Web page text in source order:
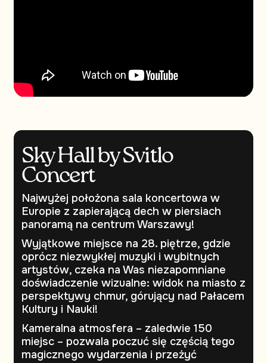
Sky Hall by Svitlo
Concert
Najwyżej położona sala koncertowa w
Europie z zapierającą dech w piersiach
panoramą na centrum Warszawy!
Wyjątkowe miejsce na 28. piętrze, gdzie
oprócz niezwykłej muzyki i wybitnych
artystów, czeka na Was niezapomniane
doświadczenie wizualne: widok na miasto z
perspektywy chmur, górujący nad Pałacem
Kultury i Nauki!
Kameralna atmosfera – zaledwie 150
miejsc – pozwala poczuć się częścią tego
magicznego wydarzenia i przeżyć